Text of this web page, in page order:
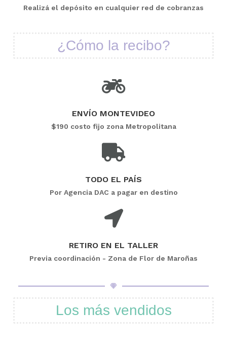
Realizá el depósito en cualquier red de cobranzas
¿Cómo la recibo?
ENVÍO MONTEVIDEO
$190 costo fijo zona Metropolitana
TODO EL PAÍS
Por Agencia DAC a pagar en destino
RETIRO EN EL TALLER
Previa coordinación - Zona de Flor de Maroñas
Los más vendidos